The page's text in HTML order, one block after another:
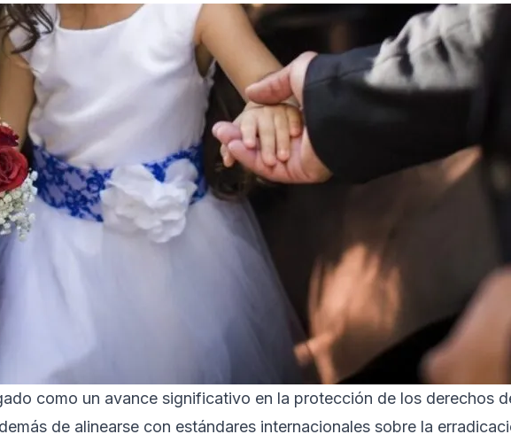
como un avance significativo en la protección de los derechos
de alinearse con estándares internacionales sobre la